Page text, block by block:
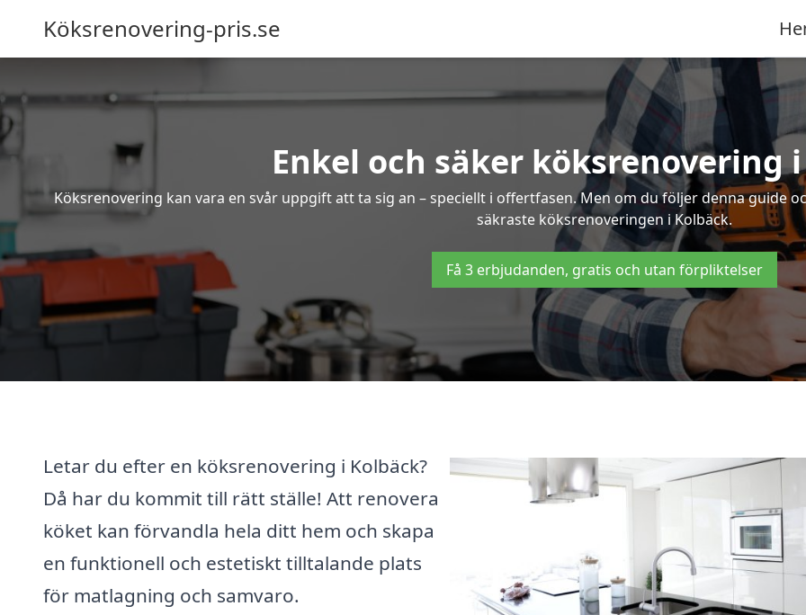
Köksrenovering-pris.se
Enkel och säker köksrenovering
Köksrenovering kan vara en svår uppgift att ta sig an – speciellt i offertfasen. Men om du följer denna guide
säkraste köksrenoveringen i Kolbäck.
Få 3 erbjudanden, gratis och utan förpliktelser
Letar du efter en köksrenovering i Kolbäck?
Då har du kommit till rätt ställe! Att renovera
köket kan förvandla hela ditt hem och skapa
en funktionell och estetiskt tilltalande plats
för matlagning och samvaro.